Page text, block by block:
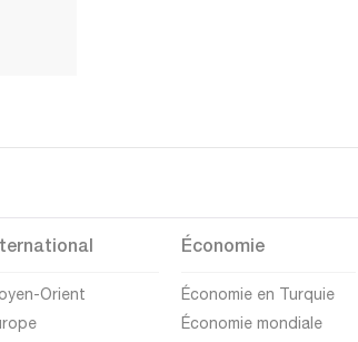
Orient
Économie
Économie en Turquie
Économie mondiale